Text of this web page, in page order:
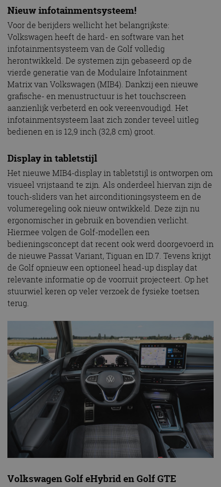
Nieuw infotainmentsysteem!
Voor de berijders wellicht het belangrijkste:
Volkswagen heeft de hard- en software van het
infotainmentsysteem van de Golf volledig
herontwikkeld. De systemen zijn gebaseerd op de
vierde generatie van de Modulaire Infotainment
Matrix van Volkswagen (MIB4). Dankzij een nieuwe
grafische- en menustructuur is het touchscreen
aanzienlijk verbeterd en ook vereenvoudigd. Het
infotainmentsysteem laat zich zonder teveel uitleg
bedienen en is 12,9 inch (32,8 cm) groot.
Display in tabletstijl
Het nieuwe MIB4-display in tabletstijl is ontworpen om
visueel vrijstaand te zijn. Als onderdeel hiervan zijn de
touch-sliders van het airconditioningsysteem en de
volumeregeling ook nieuw ontwikkeld. Deze zijn nu
ergonomischer in gebruik en bovendien verlicht.
Hiermee volgen de Golf-modellen een
bedieningsconcept dat recent ook werd doorgevoerd in
de nieuwe Passat Variant, Tiguan en ID.7. Tevens krijgt
de Golf opnieuw een optioneel head-up display dat
relevante informatie op de voorruit projecteert. Op het
stuurwiel keren op veler verzoek de fysieke toetsen
terug.
Volkswagen Golf eHybrid en Golf GTE